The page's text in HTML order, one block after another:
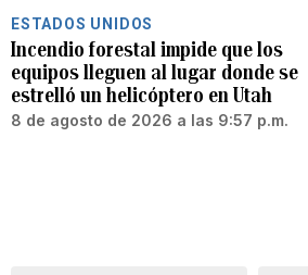
ESTADOS UNIDOS
Incendio forestal impide que los
equipos lleguen al lugar donde se
estrelló un helicóptero en Utah
8 de agosto de 2026 a las 9:57 p.m.